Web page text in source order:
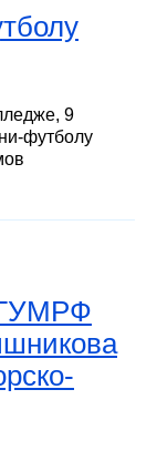
9
футболу
ГУМРФ